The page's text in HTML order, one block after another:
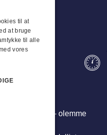
– olemme
til at
at bruge
til alle
vores